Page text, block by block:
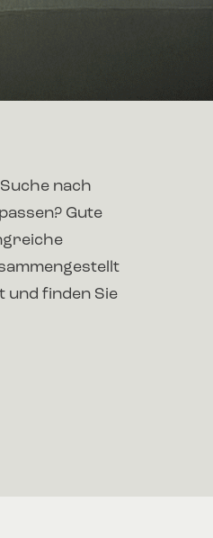
nach
Gute
und finden Sie